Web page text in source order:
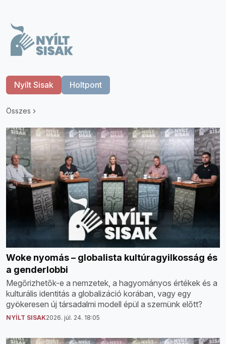
Nyílt Sisak Holtpont
Összes
Woke nyomás – globalista kultúragyilkosság és
a genderlobbi
Megőrizhetők-e a nemzetek, a hagyományos értékek és a
kulturális identitás a globalizáció korában, vagy egy
gyökeresen új társadalmi modell épül a szemünk előtt?
NYÍLT SISAK2026. júl. 24. 18:05